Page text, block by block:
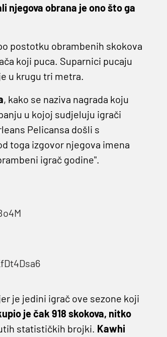
njegova obrana je ono što ga
postotku obrambenih skokova
koji puca. Suparnici pucaju
u krugu tri metra.
, kako se naziva nagrada koju
u kojoj sudjeluju igrači
Pelicansa došli s
toga izgovor njegova imena
igrač godine".
je jedini igrač ove sezone koji
je čak 918 skokova, nitko
statističkih brojki. Kawhi